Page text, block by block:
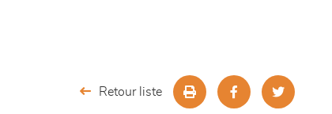
Retour liste